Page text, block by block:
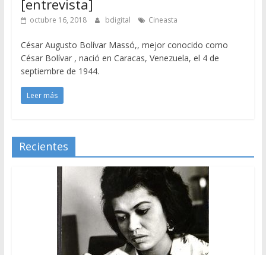
[entrevista]
octubre 16, 2018 bdigital Cineasta
César Augusto Bolívar Massó,, mejor conocido como
César Bolívar , nació en Caracas, Venezuela, el 4 de
septiembre de 1944.
Leer más
Recientes